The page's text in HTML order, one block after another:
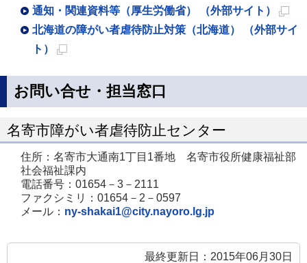
新
規
ジ
開
き
ま
す
通知・関連資料等（厚生労働省） （外部サイト）
新
開
き
北海道の障がい者虐待防止対策（北海道） （外部サイ
ト）
規
ー
ジ
で
開
き
ま
お問い合せ・担当窓口
名寄市障がい者虐待防止センター
住所：名寄市大通南1丁目1番地 名寄市役所健康福祉部
社会福祉課内
電話番号：01654－3－2111
ファクシミリ：01654－2－0597
メール： ny-shakai1@city.nayoro.lg.jp
最終更新日：2015年06月30日